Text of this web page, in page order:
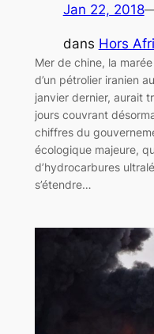
Jan 22, 2018
dans Hors
Mer de chine, la
d’un pétrolier iranien
janvier dernier, aurait
jours couvrant
chiffres du
écologique majeure,
d’hydrocarbures
s’étendre…